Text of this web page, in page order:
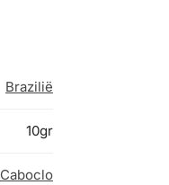
Brazilië
10gr
Caboclo